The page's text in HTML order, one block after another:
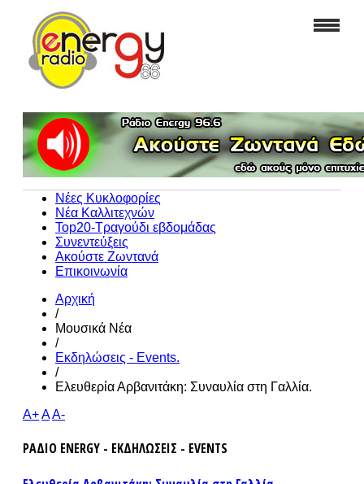
Νέες Κυκλοφορίες
Νέα Καλλιτεχνών
Top20-Τραγούδι εβδομάδας
Συνεντεύξεις
Ακούστε Ζωντανά
Επικοινωνία
Αρχική
/
Μουσικά Νέα
/
Εκδηλώσεις - Events.
/
Ελευθερία Αρβανιτάκη: Συναυλία στη Γαλλία.
A+AA-
ΡΑΔΙΟ ENERGY - ΕΚΔΗΛΩΣΕΙΣ - EVENTS